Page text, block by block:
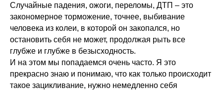
Случайные падения, ожоги, переломы, ДТП – это
закономерное торможение, точнее, выбивание
человека из колеи, в которой он закопался, но
остановить себя не может, продолжая рыть все
глубже и глубже в безысходность.
И на этом мы попадаемся очень часто. Я это
прекрасно знаю и понимаю, что как только происходит
такое зацикливание, нужно немедленно себя